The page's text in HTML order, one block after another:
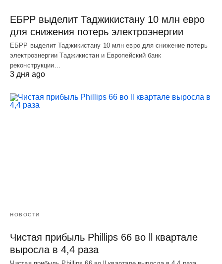
ЕБРР выделит Таджикистану 10 млн евро
для снижения потерь электроэнергии
ЕБРР выделит Таджикистану 10 млн евро для снижение потерь
электроэнергии Таджикистан и Европейский банк
реконструкции…
3 дня ago
НОВОСТИ
Чистая прибыль Phillips 66 во ll квартале
выросла в 4,4 раза